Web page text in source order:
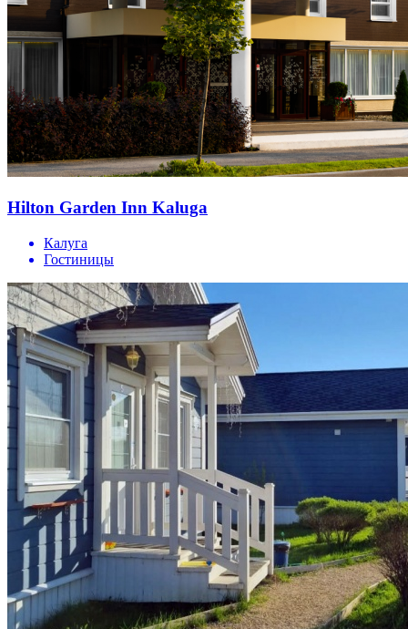
Hilton Garden Inn Kaluga
Калуга
Гостиницы